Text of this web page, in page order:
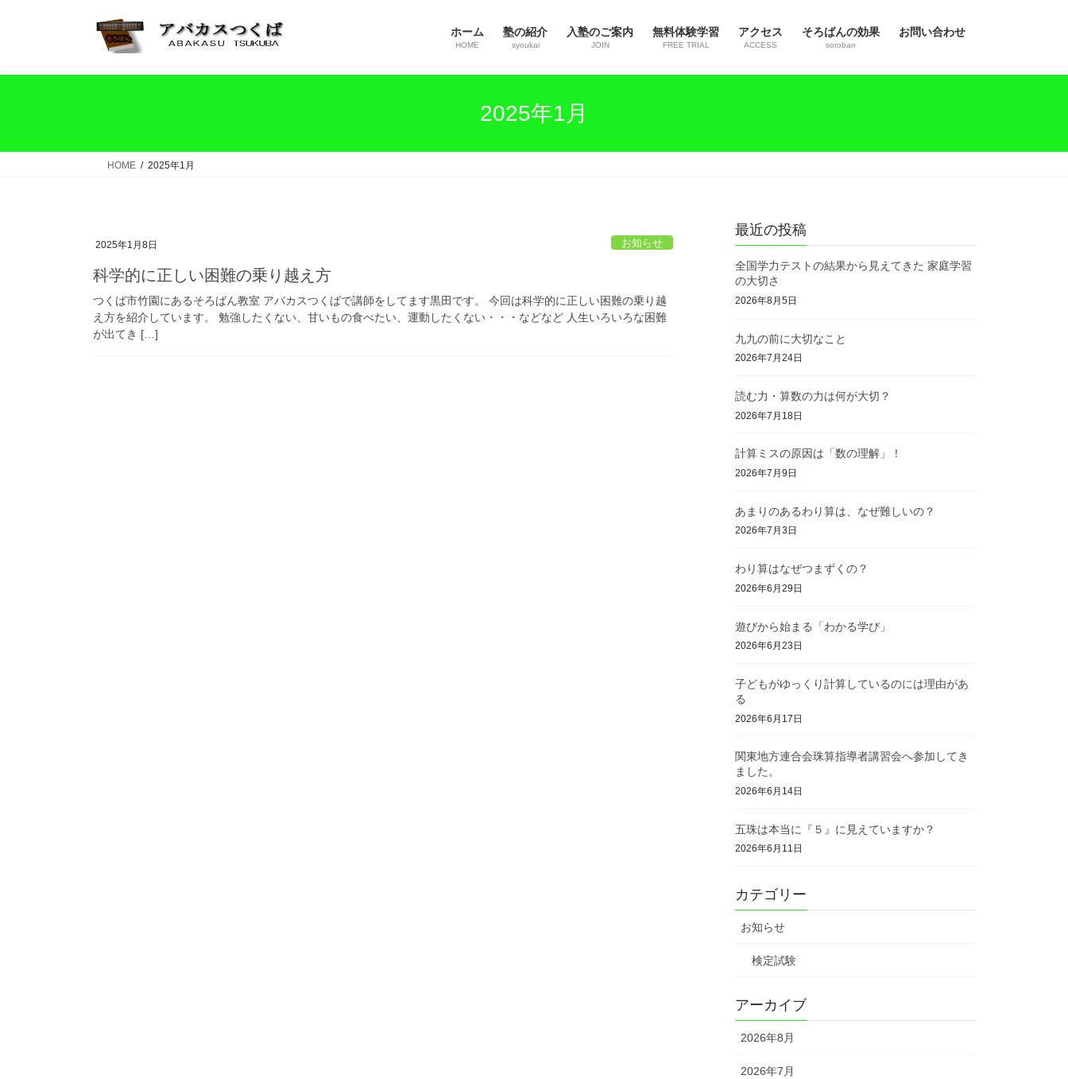
ホーム
HOME
塾の紹介
syoukai
入塾のご案内
JOIN
無料体験学習
FREE TRIAL
アクセス
ACCESS
そろばんの効果
soroban
お問い合わせ
2025年1月
HOME 2025年1月
2025年1月8日 お知らせ
科学的に正しい困難の乗り越え方
つくば市竹園にあるそろばん教室 アバカスつくばで講師をしてます黒田です。 今回は科学的に正しい困難の乗り越
え方を紹介しています。 勉強したくない、甘いもの食べたい、運動したくない・・・などなど 人生いろいろな困難
が出てき […]
最近の投稿
全国学力テストの結果から見えてきた 家庭学習
の大切さ
2026年8月5日
九九の前に大切なこと
2026年7月24日
読む力・算数の力は何が大切？
2026年7月18日
計算ミスの原因は「数の理解」！
2026年7月9日
あまりのあるわり算は、なぜ難しいの？
2026年7月3日
わり算はなぜつまずくの？
2026年6月29日
遊びから始まる「わかる学び」
2026年6月23日
子どもがゆっくり計算しているのには理由があ
る
2026年6月17日
関東地方連合会珠算指導者講習会へ参加してき
ました。
2026年6月14日
五珠は本当に『５』に見えていますか？
2026年6月11日
カテゴリー
お知らせ
検定試験
アーカイブ
2026年8月
2026年7月